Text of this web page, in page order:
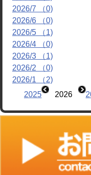
2026/7 （0)
2026/6 （0)
2026/5 （1)
2026/4 （0)
2026/3 （1)
2026/2 （0)
2026/1 （2)
2025
2026